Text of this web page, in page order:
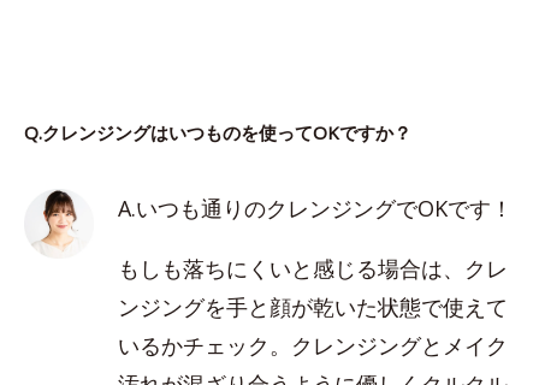
Q.クレンジングはいつものを使ってOKですか？
A.いつも通りのクレンジングでOKです！
もしも落ちにくいと感じる場合は、クレ
ンジングを手と顔が乾いた状態で使えて
いるかチェック。クレンジングとメイク